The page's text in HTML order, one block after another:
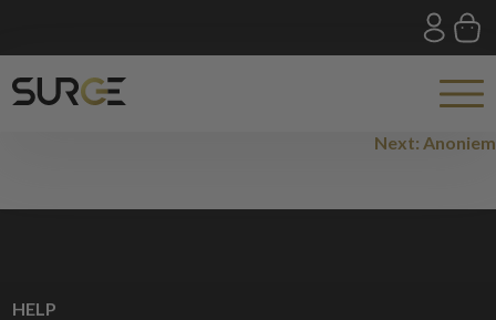
content
Next: Anoniem
HELP